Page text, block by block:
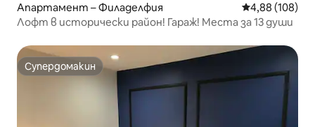
Апартамент – Филаделфия Средна
4,88 (108)
Лофт в исторически район! Гараж! Места за 13 души
Супердомакин
Супердомакин